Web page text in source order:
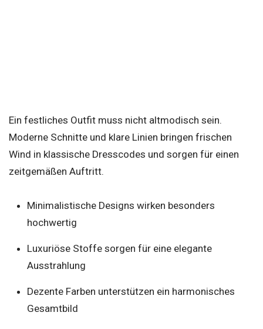
Ein festliches Outfit muss nicht altmodisch sein.
Moderne Schnitte und klare Linien bringen frischen
Wind in klassische Dresscodes und sorgen für einen
zeitgemäßen Auftritt.
Minimalistische Designs wirken besonders
hochwertig
Luxuriöse Stoffe sorgen für eine elegante
Ausstrahlung
Dezente Farben unterstützen ein harmonisches
Gesamtbild